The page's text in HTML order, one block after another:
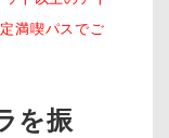
満喫パスでご
を振